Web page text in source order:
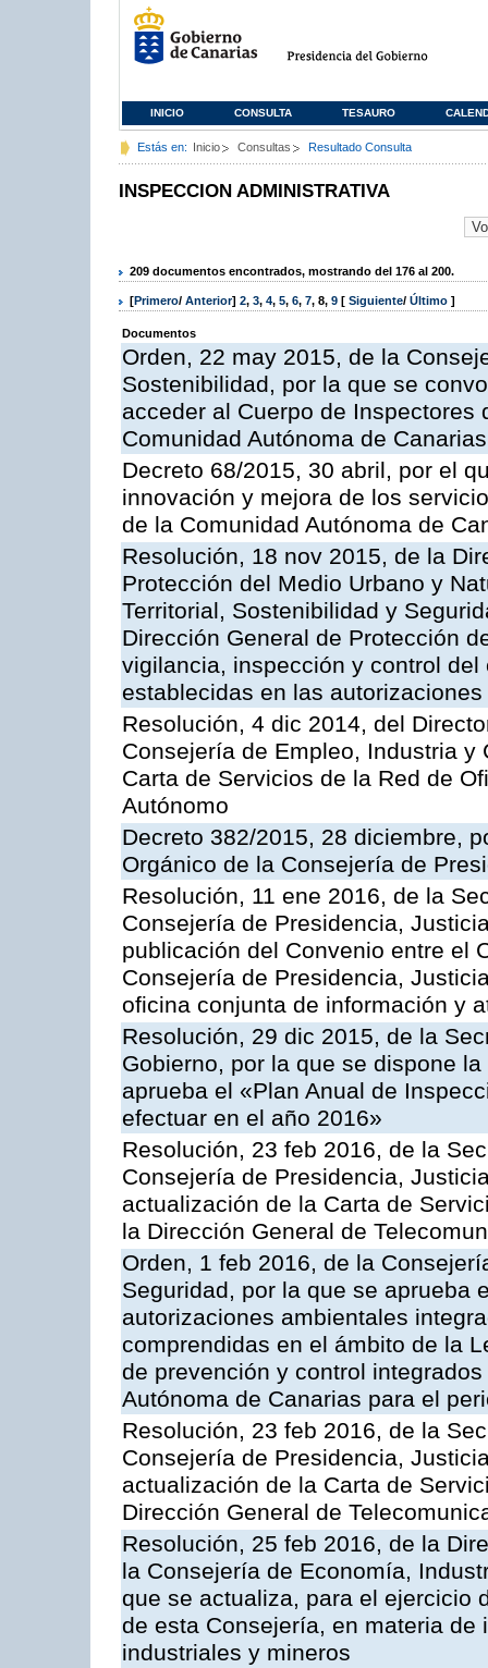
INICIO CONSULTA TESAURO
Estás en: Inicio Consultas Resultado Consulta
INSPECCION ADMINISTRATIVA
209 documentos encontrados, mostrando del 176 al 200.
[Primero/ Anterior] 2, 3, 4, 5, 6, 7, 8, 9 [ Siguiente/ Último ]
Documentos
Orden, 22 may 2015, de la
Sostenibilidad, por la que se
acceder al Cuerpo de
Comunidad Autónoma de Canarias
Decreto 68/2015, 30 abril, por el
innovación y mejora de los
de la Comunidad Autónoma de
Resolución, 18 nov 2015, de la
Protección del Medio Urbano y
Territorial, Sostenibilidad y
Dirección General de Protección
vigilancia, inspección y control
establecidas en las
Resolución, 4 dic 2014, del
Consejería de Empleo, Industria
Carta de Servicios de la Red de
Autónomo
Decreto 382/2015, 28 diciembre,
Orgánico de la Consejería de
Resolución, 11 ene 2016, de la
Consejería de Presidencia,
publicación del Convenio entre el
Consejería de Presidencia,
oficina conjunta de información y
Resolución, 29 dic 2015, de la
Gobierno, por la que se dispone
aprueba el «Plan Anual de
efectuar en el año 2016»
Resolución, 23 feb 2016, de la
Consejería de Presidencia,
actualización de la Carta de
la Dirección General de
Orden, 1 feb 2016, de la
Seguridad, por la que se aprueba
autorizaciones ambientales
comprendidas en el ámbito de la
de prevención y control
Autónoma de Canarias para el
Resolución, 23 feb 2016, de la
Consejería de Presidencia,
actualización de la Carta de
Dirección General de
Resolución, 25 feb 2016, de la
la Consejería de Economía,
que se actualiza, para el ejercicio
de esta Consejería, en materia
industriales y mineros